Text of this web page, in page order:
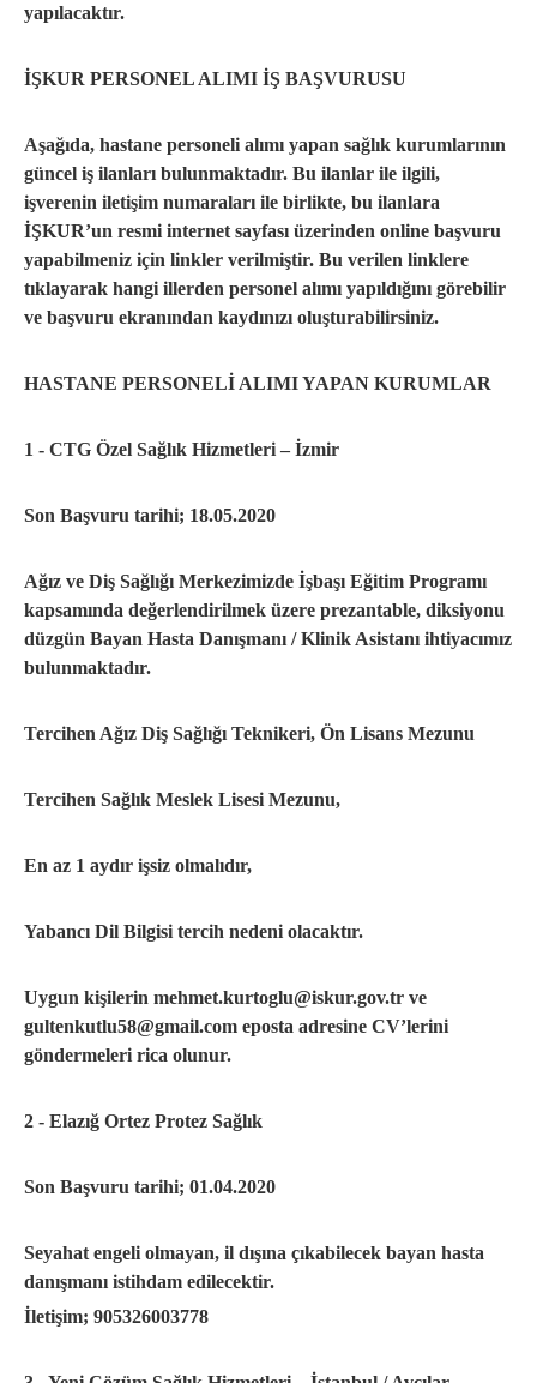
yapılacaktır.
İŞKUR PERSONEL ALIMI İŞ BAŞVURUSU
Aşağıda, hastane personeli alımı yapan sağlık kurumlarının
güncel iş ilanları bulunmaktadır. Bu ilanlar ile ilgili,
işverenin iletişim numaraları ile birlikte, bu ilanlara
İŞKUR’un resmi internet sayfası üzerinden online başvuru
yapabilmeniz için linkler verilmiştir. Bu verilen linklere
tıklayarak hangi illerden personel alımı yapıldığını görebilir
ve başvuru ekranından kaydınızı oluşturabilirsiniz.
HASTANE PERSONELİ ALIMI YAPAN KURUMLAR
1 - CTG Özel Sağlık Hizmetleri – İzmir
Son Başvuru tarihi; 18.05.2020
Ağız ve Diş Sağlığı Merkezimizde İşbaşı Eğitim Programı
kapsamında değerlendirilmek üzere prezantable, diksiyonu
düzgün Bayan Hasta Danışmanı / Klinik Asistanı ihtiyacımız
bulunmaktadır.
Tercihen Ağız Diş Sağlığı Teknikeri, Ön Lisans Mezunu
Tercihen Sağlık Meslek Lisesi Mezunu,
En az 1 aydır işsiz olmalıdır,
Yabancı Dil Bilgisi tercih nedeni olacaktır.
Uygun kişilerin mehmet.kurtoglu@iskur.gov.tr ve
gultenkutlu58@gmail.com eposta adresine CV’lerini
göndermeleri rica olunur.
2 - Elazığ Ortez Protez Sağlık
Son Başvuru tarihi; 01.04.2020
Seyahat engeli olmayan, il dışına çıkabilecek bayan hasta
danışmanı istihdam edilecektir.
İletişim; 905326003778